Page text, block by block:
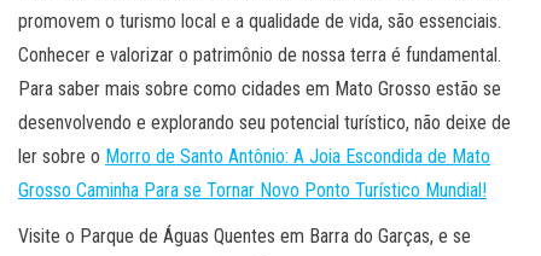
promovem o turismo local e a qualidade de vida, são essenciais.
Conhecer e valorizar o patrimônio de nossa terra é fundamental.
Para saber mais sobre como cidades em Mato Grosso estão se
desenvolvendo e explorando seu potencial turístico, não deixe de
ler sobre o Morro de Santo Antônio: A Joia Escondida de Mato
Grosso Caminha Para se Tornar Novo Ponto Turístico Mundial!
Visite o Parque de Águas Quentes em Barra do Garças, e se